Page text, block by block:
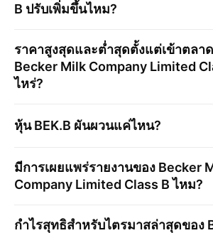
B ปรับเพิ่มขึ้นไหม?
ราคาสูงสุดและต่ำสุดตั้งแต่เข้าตลา
Becker Milk Company Limited
ไหร่?
หุ้นBEK.B ผันผวนแค่ไหน?
มีการเผยแพร่รายงานของ Becker
Company Limited Class Bไหม?
กำไรสุทธิสำหรับไตรมาสล่าสุดของ